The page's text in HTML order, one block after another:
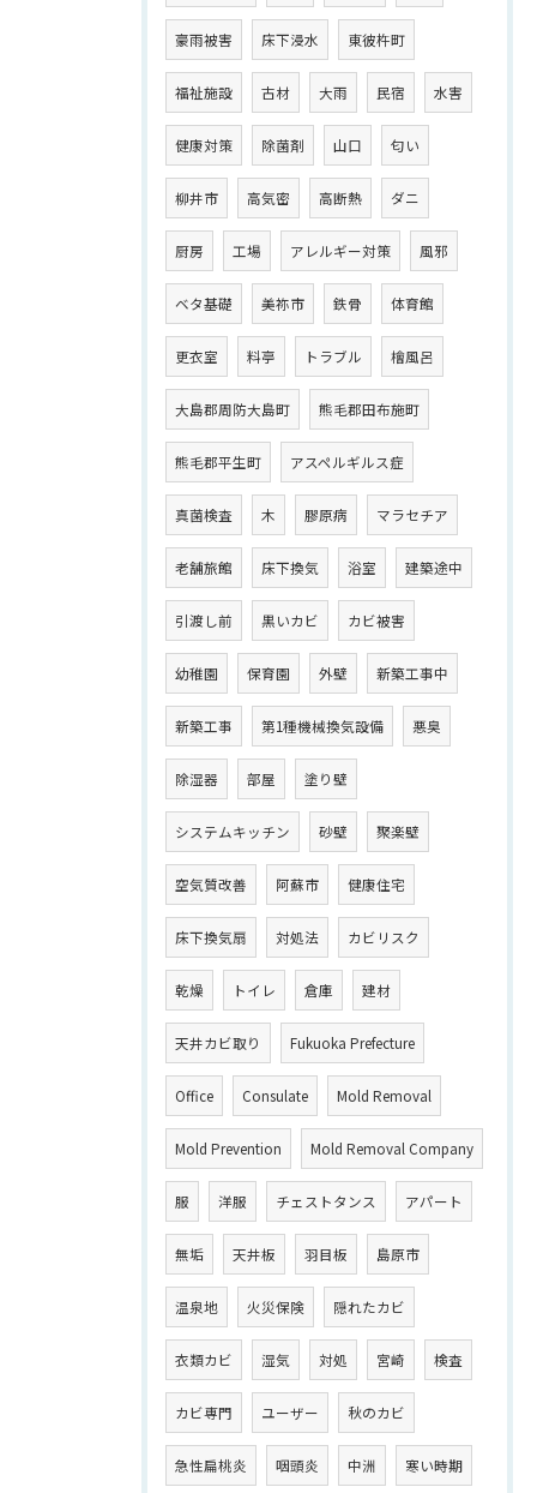
豪雨被害 床下浸水 東彼杵町
福祉施設 古材 大雨 民宿 水害
健康対策 除菌剤 山口 匂い
柳井市 高気密 高断熱 ダニ
厨房 工場 アレルギー対策 風邪
ベタ基礎 美祢市 鉄骨 体育館
更衣室 料亭 トラブル 檜風呂
大島郡周防大島町 熊毛郡田布施町
熊毛郡平生町 アスペルギルス症
真菌検査 木 膠原病 マラセチア
老舗旅館 床下換気 浴室 建築途中
引渡し前 黒いカビ カビ被害
幼稚園 保育園 外壁 新築工事中
新築工事 第1種機械換気設備 悪臭
除湿器 部屋 塗り壁
システムキッチン 砂壁 聚楽壁
空気質改善 阿蘇市 健康住宅
床下換気扇 対処法 カビリスク
乾燥 トイレ 倉庫 建材
天井カビ取り Fukuoka Prefecture
Office Consulate Mold Removal
Mold Prevention Mold Removal Company
服 洋服 チェストタンス アパート
無垢 天井板 羽目板 島原市
温泉地 火災保険 隠れたカビ
衣類カビ 湿気 対処 宮崎 検査
カビ専門 ユーザー 秋のカビ
急性扁桃炎 咽頭炎 中洲 寒い時期